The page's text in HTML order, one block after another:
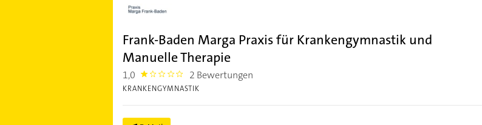
Frank-Baden Marga Praxis für Krankengymnastik und
Manuelle Therapie
1,0 1.0 2 Bewertungen
KRANKENGYMNASTIK